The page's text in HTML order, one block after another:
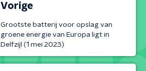
Vorige
Grootste batterij voor opslag van
groene energie van Europa ligt in
Delfzijl (1 mei 2023)